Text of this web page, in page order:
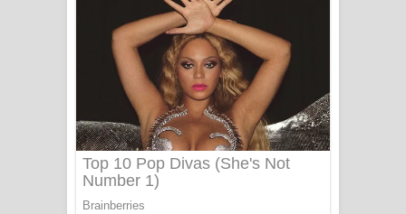
පුරන්නට ගීතයේ පද පෙළ
FEVER DREAM Lyrics - Alex Warren
BTS : Hooligan Lyrics
Apa Hamuwee Song Lyrics - අප හමුවී
ගීතයේ පද පෙළ